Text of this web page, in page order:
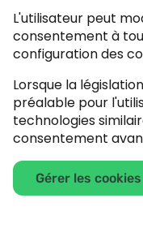
L'utilisateur peut
consentement à
configuration des
Lorsque la
préalable pour
technologies
consentement
Gérer les cookies